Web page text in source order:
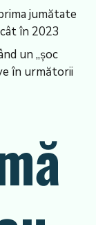
jumătate
în 2023
un „șoc
în următorii